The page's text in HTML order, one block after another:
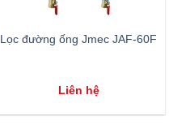
Lọc đường ống Jmec JAF-60F
Liên hệ